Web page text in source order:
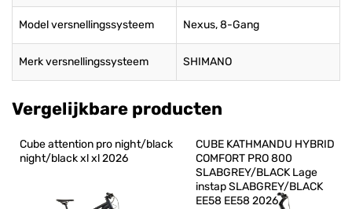
Model versnellingssysteem Nexus, 8-Gang
Merk versnellingssysteem SHIMANO
Vergelijkbare producten
Cube attention pro night/black
night/black xl xl 2026
CUBE KATHMANDU HYBRID
COMFORT PRO 800
SLABGREY/BLACK Lage
instap SLABGREY/BLACK
EE58 EE58 2026